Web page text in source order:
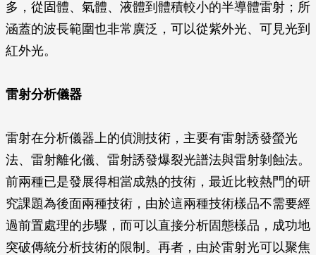
多，從固體、氣體、液體到體積較小的半導體雷射；所
涵蓋的波長範圍也非常廣泛，可以從紫外光、可見光到
紅外光。
雷射分析儀器
雷射在分析儀器上的偵測技術，主要有雷射誘發螢光
法、雷射離化儀、雷射誘發爆裂光譜法與雷射剝蝕法。
前兩種已是發展得相當成熟的技術，最近比較熱門的研
究課題為後面兩種技術，由於這兩種技術樣品不需要經
過前置處理的步驟，而可以直接分析固態樣品，成功地
突破傳統分析技術的限制。再者，由於雷射光可以聚焦